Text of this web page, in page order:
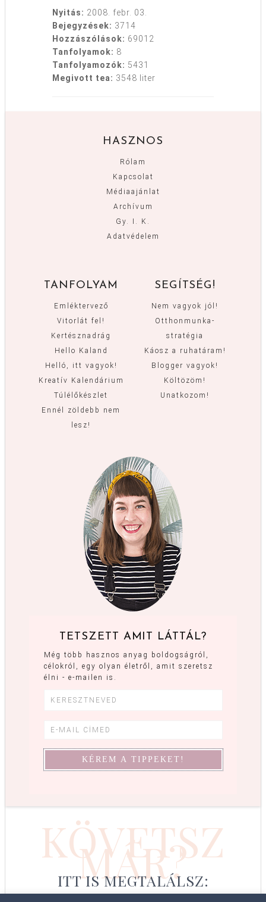
Nyitás: 2008. febr. 03.
Bejegyzések: 3714
Hozzászólások: 69012
Tanfolyamok: 8
Tanfolyamozók: 5431
Megivott tea: 3548 liter
HASZNOS
Rólam
Kapcsolat
Médiaajánlat
Archívum
Gy. I. K.
Adatvédelem
TANFOLYAM
Emléktervező
Vitorlát fel!
Kertésznadrág
Hello Kaland
Helló, itt vagyok!
Kreatív Kalendárium
Túlélőkészlet
Ennél zöldebb nem
lesz!
SEGÍTSÉG!
Nem vagyok jól!
Otthonmunka-
stratégia
Káosz a ruhatáram!
Blogger vagyok!
Költözöm!
Unatkozom!
TETSZETT AMIT LÁTTÁL?
Még több hasznos anyag boldogságról,
célokról, egy olyan életről, amit szeretsz
élni - e-mailen is.
KÖVETSZ
MÁR?
ITT IS MEGTALÁLSZ: